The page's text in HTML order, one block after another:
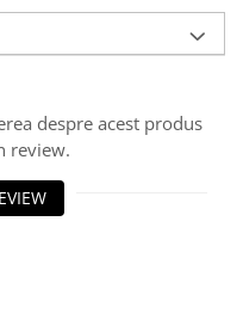
despre acest produs
review.